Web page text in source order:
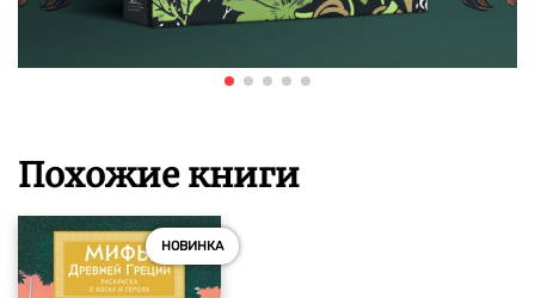
Похожие книги
НОВИНКА